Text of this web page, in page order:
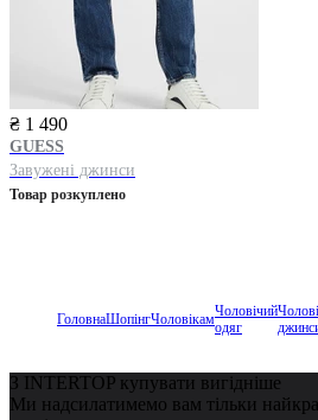
₴ 1 490
GUESS
Завужені джинси
Товар розкуплено
ГоловнаШопінгЧоловікамЧоловічий
одяг
З INTERTOP купувати вигідніше
Ми надсилатимемо вам тільки